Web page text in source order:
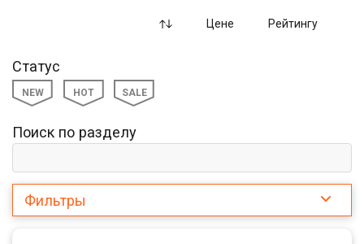
Цене Рейтингу
Статус
NEW HOT SALE
Поиск по разделу
Фильтры